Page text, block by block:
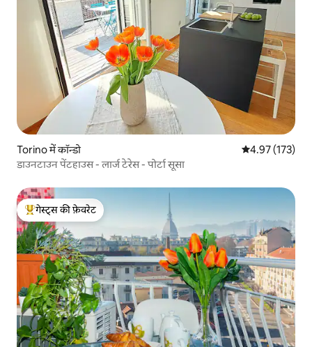
Torino में कॉन्डो औसत रेटिंग 5 में से
4.97 (173)
डाउनटाउन पेंटहाउस - लार्ज टेरेस - पोर्टा सूसा
गेस्ट्स का टॉप फ़ेवरेट
गेस्ट्स की फ़ेवरेट